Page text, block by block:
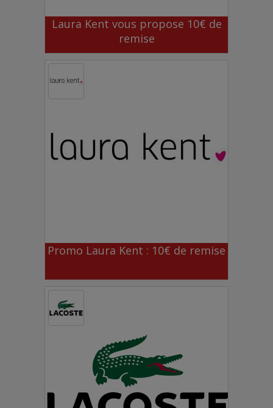
Laura Kent vous propose 10€ de
remise
Promo Laura Kent : 10€ de remise